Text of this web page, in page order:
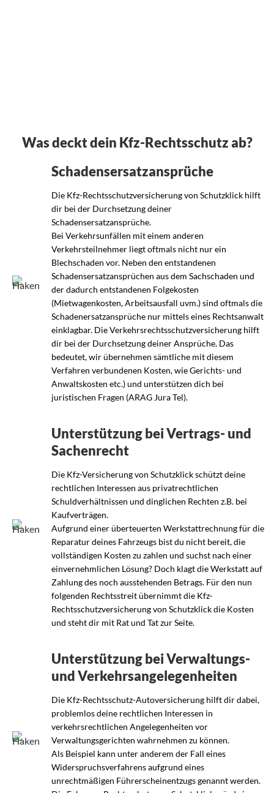
Was deckt dein Kfz-Rechtsschutz ab?
Schadensersatzansprüche
Die Kfz-Rechtsschutzversicherung von Schutzklick hilft
dir bei der Durchsetzung deiner
Schadensersatzansprüche.
Bei Verkehrsunfällen mit einem anderen
Verkehrsteilnehmer liegt oftmals nicht nur ein
Blechschaden vor. Neben den entstandenen
Schadensersatzansprüchen aus dem Sachschaden und
der dadurch entstandenen Folgekosten
(Mietwagenkosten, Arbeitsausfall uvm.) sind oftmals die
Schadenersatzansprüche nur mittels eines Rechtsanwalt
einklagbar. Die Verkehrsrechtsschutzversicherung hilft
dir bei der Durchsetzung deiner Ansprüche. Das
bedeutet, wir übernehmen sämtliche mit diesem
Verfahren verbundenen Kosten, wie Gerichts- und
Anwaltskosten etc.) und unterstützen dich bei
juristischen Fragen (ARAG Jura Tel).
Unterstützung bei Vertrags- und
Sachenrecht
Die Kfz-Versicherung von Schutzklick schützt deine
rechtlichen Interessen aus privatrechtlichen
Schuldverhältnissen und dinglichen Rechten z.B. bei
Kaufverträgen.
Aufgrund einer überteuerten Werkstattrechnung für die
Reparatur deines Fahrzeugs bist du nicht bereit, die
vollständigen Kosten zu zahlen und suchst nach einer
einvernehmlichen Lösung? Doch klagt die Werkstatt auf
Zahlung des noch ausstehenden Betrags. Für den nun
folgenden Rechtsstreit übernimmt die Kfz-
Rechtsschutzversicherung von Schutzklick die Kosten
und steht dir mit Rat und Tat zur Seite.
Unterstützung bei Verwaltungs-
und Verkehrsangelegenheiten
Die Kfz-Rechtsschutz-Autoversicherung hilft dir dabei,
problemlos deine rechtlichen Interessen in
verkehrsrechtlichen Angelegenheiten vor
Verwaltungsgerichten wahrnehmen zu können.
Als Beispiel kann unter anderem der Fall eines
Widerspruchsverfahrens aufgrund eines
unrechtmäßigen Führerscheinentzugs genannt werden.